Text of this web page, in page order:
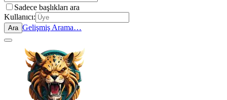
Sadece başlıkları ara
Kullanıcı:
Ara Gelişmiş Arama…